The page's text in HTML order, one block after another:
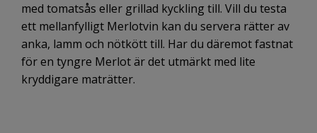
med tomatsås eller grillad kyckling till. Vill du testa
ett mellanfylligt Merlotvin kan du servera rätter av
anka, lamm och nötkött till. Har du däremot fastnat
för en tyngre Merlot är det utmärkt med lite
kryddigare maträtter.